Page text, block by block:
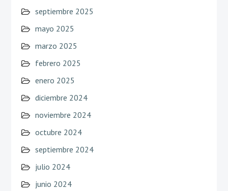
septiembre 2025
mayo 2025
marzo 2025
febrero 2025
enero 2025
diciembre 2024
noviembre 2024
octubre 2024
septiembre 2024
julio 2024
junio 2024